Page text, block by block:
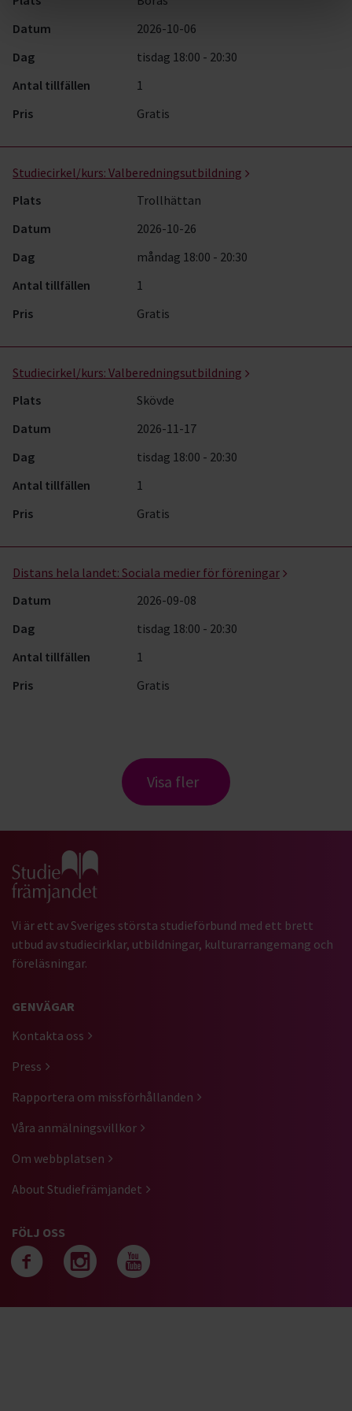
Datum
2026-10-06
Dag
tisdag 18:00 - 20:30
Antal tillfällen
1
Pris
Gratis
Studiecirkel/kurs: Valberedningsutbildning
Plats
Trollhättan
Datum
2026-10-26
Dag
måndag 18:00 - 20:30
Antal tillfällen
1
Pris
Gratis
Studiecirkel/kurs: Valberedningsutbildning
Plats
Skövde
Datum
2026-11-17
Dag
tisdag 18:00 - 20:30
Antal tillfällen
1
Pris
Gratis
Distans hela landet: Sociala medier för föreningar
Datum
2026-09-08
Dag
tisdag 18:00 - 20:30
Antal tillfällen
1
Pris
Gratis
Visa fler
Gå till studiefrämjandets startsida
Vi är ett av Sveriges största studieförbund med ett brett
utbud av studiecirklar, utbildningar, kulturarrangemang och
föreläsningar.
GENVÄGAR
Kontakta oss
Press
Rapportera om missförhållanden
Våra anmälningsvillkor
Om webbplatsen
About Studiefrämjandet
FÖLJ OSS
Följ oss på facebook
Följ oss på
Följ oss på